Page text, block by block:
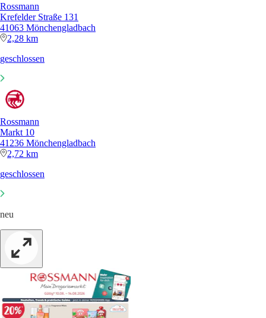
Rossmann
Krefelder Straße 131
41063 Mönchengladbach
2,28 km
geschlossen
Rossmann
Markt 10
41236 Mönchengladbach
2,72 km
geschlossen
neu